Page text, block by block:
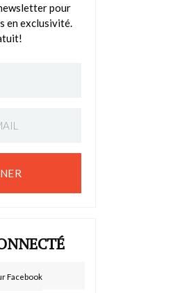
pour
en exclusivité.
Facebook